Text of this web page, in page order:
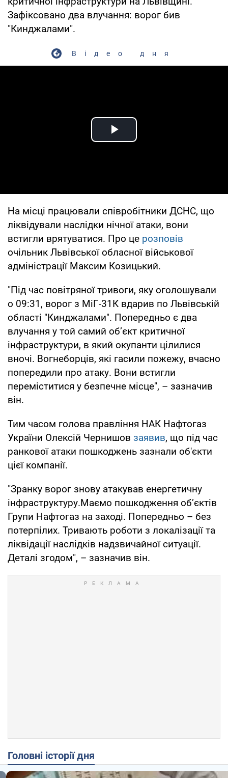
Зафіксовано два влучання: ворог бив
"Кинджалами".
Відео дня
Play Video
На місці працювали співробітники ДСНС, що
ліквідували наслідки нічної атаки, вони
встигли врятуватися. Про це розповів
очільник Львівської обласної військової
адміністрації Максим Козицький.
"Під час повітряної тривоги, яку оголошували
о 09:31, ворог з МіГ-31К вдарив по Львівській
області "Кинджалами". Попередньо є два
влучання у той самий обʼєкт критичної
інфраструктури, в який окупанти цілилися
вночі. Вогнеборців, які гасили пожежу, вчасно
попередили про атаку. Вони встигли
переміститися у безпечне місце", – зазначив
він.
Тим часом голова правління НАК Нафтогаз
України Олексій Чернишов заявив, що під час
ранкової атаки пошкоджень зазнали об'єкти
цієї компанії.
"Зранку ворог знову атакував енергетичну
інфраструктуру.Маємо пошкодження обʼєктів
Групи Нафтогаз на заході. Попередньо – без
потерпілих. Тривають роботи з локалізації та
ліквідації наслідків надзвичайної ситуації.
Деталі згодом", – зазначив він.
Головні історії дня